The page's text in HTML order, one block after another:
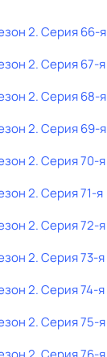
2. Серия 66-я
2. Серия 67-я
2. Серия 68-я
2. Серия 69-я
2. Серия 70-я
2. Серия 71-я
2. Серия 72-я
2. Серия 73-я
2. Серия 74-я
2. Серия 75-я